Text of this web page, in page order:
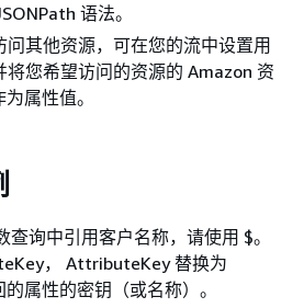
语法。
其他资源，可在您的流中设置用
将您希望访问的资源的 Amazon 资
属性值。
询中引用客户名称，请使用 $。
， AttributeKey 替换为
属性的密钥（或名称）。